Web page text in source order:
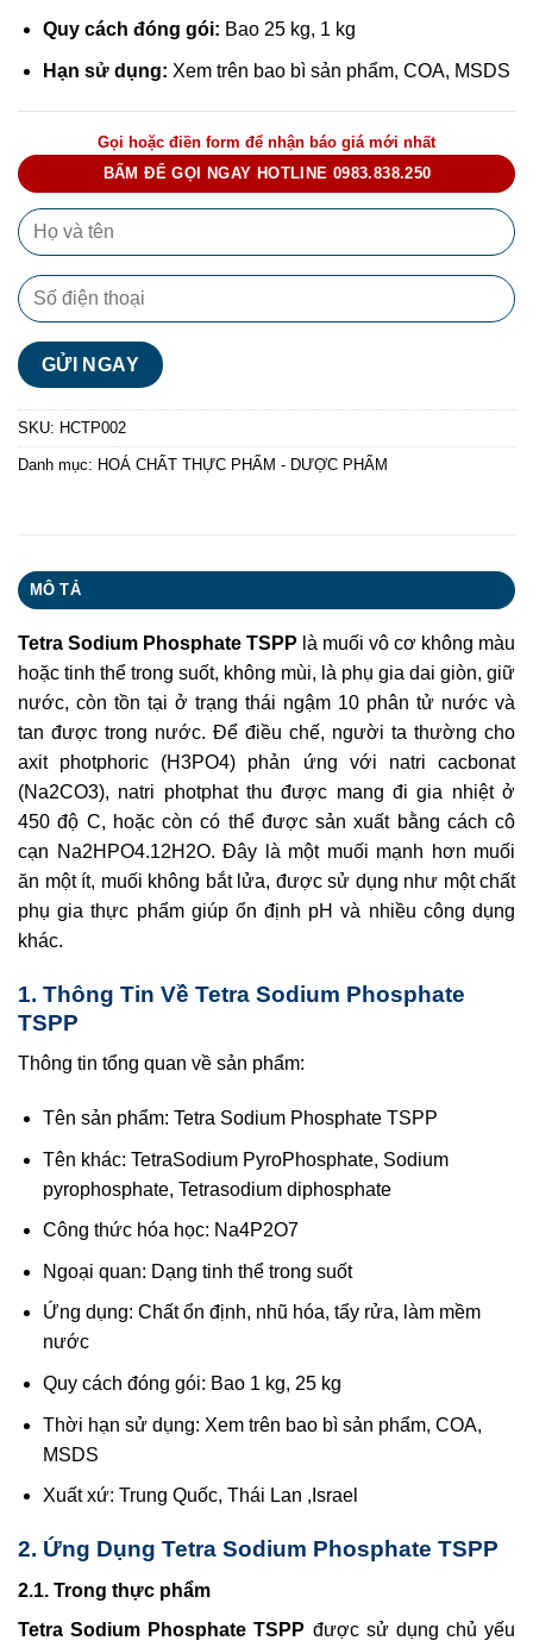
Quy cách đóng gói: Bao 25 kg, 1 kg
Hạn sử dụng: Xem trên bao bì sản phẩm, COA, MSDS
Gọi hoặc điền form để nhận báo giá mới nhất
BẤM ĐỂ GỌI NGAY HOTLINE 0983.838.250
SKU: HCTP002
Danh mục: HOÁ CHẤT THỰC PHẨM - DƯỢC PHẨM
MÔ TẢ
Tetra Sodium Phosphate TSPP là muối vô cơ không màu
hoặc tinh thể trong suốt, không mùi, là phụ gia dai giòn, giữ
nước, còn tồn tại ở trạng thái ngậm 10 phân tử nước và
tan được trong nước. Để điều chế, người ta thường cho
axit photphoric (H3PO4) phản ứng với natri cacbonat
(Na2CO3), natri photphat thu được mang đi gia nhiệt ở
450 độ C, hoặc còn có thể được sản xuất bằng cách cô
cạn Na2HPO4.12H2O. Đây là một muối mạnh hơn muối
ăn một ít, muối không bắt lửa, được sử dụng như một chất
phụ gia thực phẩm giúp ổn định pH và nhiều công dụng
khác.
1. Thông Tin Về Tetra Sodium Phosphate
TSPP
Thông tin tổng quan về sản phẩm:
Tên sản phẩm: Tetra Sodium Phosphate TSPP
Tên khác: TetraSodium PyroPhosphate, Sodium
pyrophosphate, Tetrasodium diphosphate
Công thức hóa học: Na4P2O7
Ngoại quan: Dạng tinh thể trong suốt
Ứng dụng: Chất ổn định, nhũ hóa, tẩy rửa, làm mềm
nước
Quy cách đóng gói: Bao 1 kg, 25 kg
Thời hạn sử dụng: Xem trên bao bì sản phẩm, COA,
MSDS
Xuất xứ: Trung Quốc, Thái Lan ,Israel
2. Ứng Dụng Tetra Sodium Phosphate TSPP
2.1. Trong thực phẩm
Tetra Sodium Phosphate TSPP được sử dụng chủ yếu